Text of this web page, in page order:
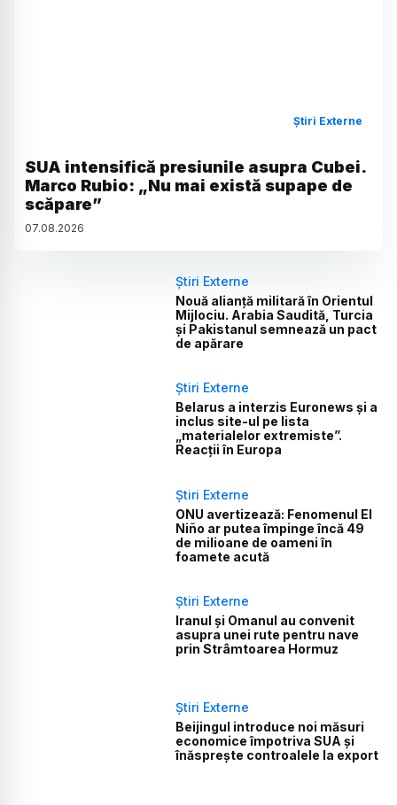
Știri Externe
SUA intensifică presiunile asupra Cubei.
Marco Rubio: „Nu mai există supape de
scăpare”
07.08.2026
Știri Externe
Nouă alianță militară în Orientul
Mijlociu. Arabia Saudită, Turcia
și Pakistanul semnează un pact
de apărare
Știri Externe
Belarus a interzis Euronews și a
inclus site-ul pe lista
„materialelor extremiste”.
Reacții în Europa
Știri Externe
ONU avertizează: Fenomenul El
Niño ar putea împinge încă 49
de milioane de oameni în
foamete acută
Știri Externe
Iranul și Omanul au convenit
asupra unei rute pentru nave
prin Strâmtoarea Hormuz
Știri Externe
Beijingul introduce noi măsuri
economice împotriva SUA și
înăsprește controalele la export